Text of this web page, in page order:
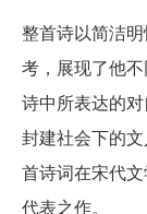
整首诗以简洁
考，展现了他
诗中所表达的
封建社会下的
首诗词在宋代
代表之作。